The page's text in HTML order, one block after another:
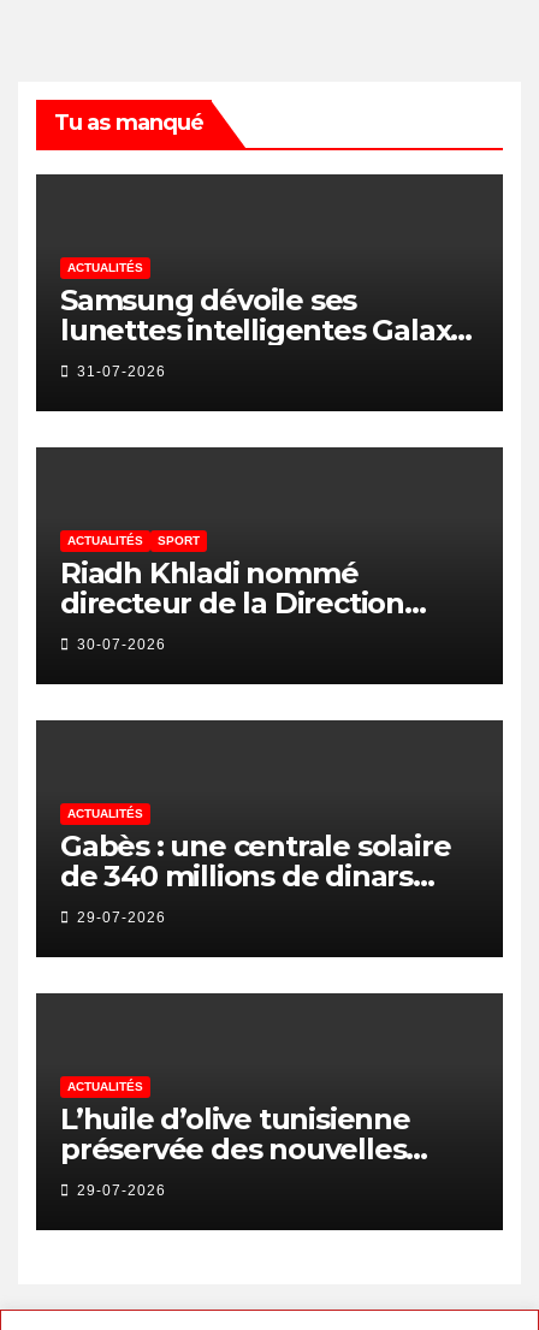
Tu as manqué
ACTUALITÉS
Samsung dévoile ses
lunettes intelligentes Galaxy
avec IA et Gemini
31-07-2026
ACTUALITÉS SPORT
Riadh Khladi nommé
directeur de la Direction
Nationale de l’Arbitrage
30-07-2026
ACTUALITÉS
Gabès : une centrale solaire
de 340 millions de dinars
pour renforcer la transition
emplois
29-07-2026
ACTUALITÉS
L’huile d’olive tunisienne
préservée des nouvelles
surtaxes américaines de
29-07-2026